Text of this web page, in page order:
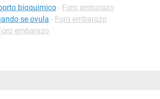
bioquimico - Foro embarazo
se ovula - Foro embarazo
embarazo